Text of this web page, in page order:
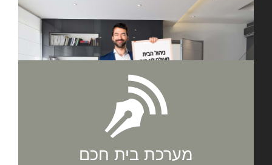
מערכת בית חכם